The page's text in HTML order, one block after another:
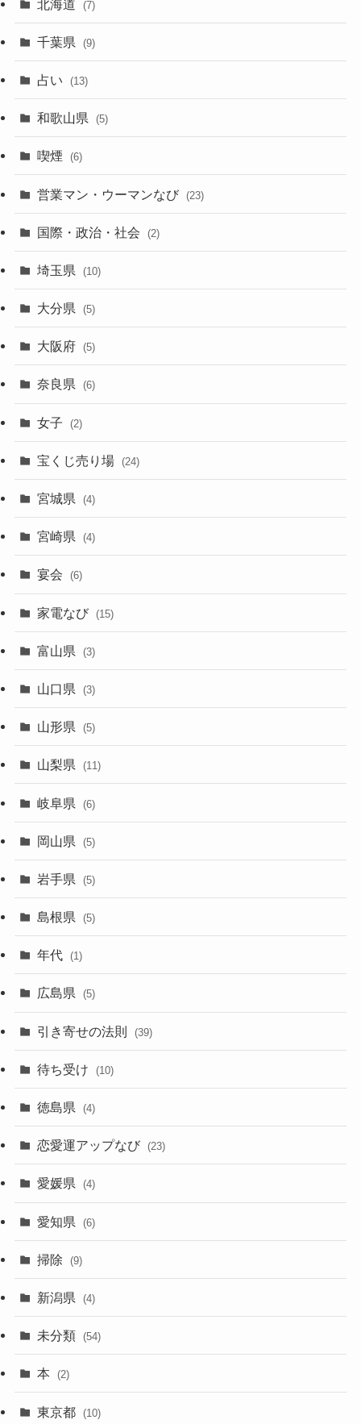
北海道 (7)
千葉県 (9)
占い (13)
和歌山県 (5)
喫煙 (6)
営業マン・ウーマンなび (23)
国際・政治・社会 (2)
埼玉県 (10)
大分県 (5)
大阪府 (5)
奈良県 (6)
女子 (2)
宝くじ売り場 (24)
宮城県 (4)
宮崎県 (4)
宴会 (6)
家電なび (15)
富山県 (3)
山口県 (3)
山形県 (5)
山梨県 (11)
岐阜県 (6)
岡山県 (5)
岩手県 (5)
島根県 (5)
年代 (1)
広島県 (5)
引き寄せの法則 (39)
待ち受け (10)
徳島県 (4)
恋愛運アップなび (23)
愛媛県 (4)
愛知県 (6)
掃除 (9)
新潟県 (4)
未分類 (54)
本 (2)
東京都 (10)